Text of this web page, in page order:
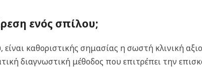
ενός σπίλου;
καθοριστικής σημασίας η σωστή κλινική
διαγνωστική μέθοδος που επιτρέπει την